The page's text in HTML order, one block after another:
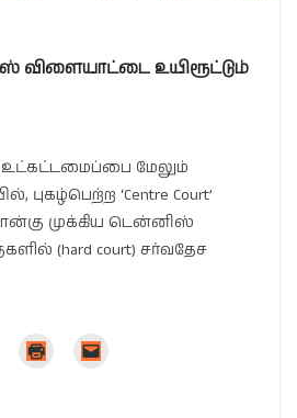
உயிரூட்டும்
மேலும்
புகழ்பெற்ற ‘Centre Court’
முக்கிய டென்னிஸ்
(hard court) சர்வதேச